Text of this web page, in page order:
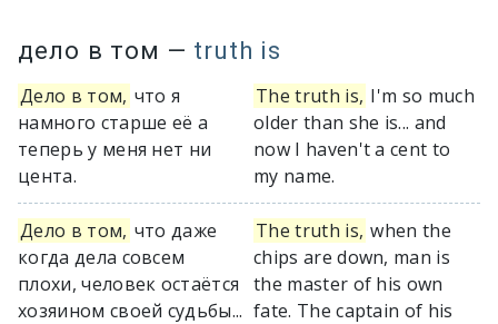
дело в том — truth is
Дело в том, что я
намного старше её а
теперь у меня нет ни
цента.
The truth is, I'm so much
older than she is... and
now I haven't a cent to
my name.
Дело в том, что даже
когда дела совсем
плохи, человек остаётся
хозяином своей судьбы...
The truth is, when the
chips are down, man is
the master of his own
fate. The captain of his